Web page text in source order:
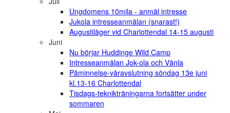
Ungdomens 10mila - anmäl intresse
Jukola intresseanmälan (snarast!)
Augustiläger vid Charlottendal 14-15 augusti
Juni
Nu börjar Huddinge Wild Camp
Intresseanmälan Jok-ola och Vänla
Påminnelse-våravslutning söndag 13e juni
kl.13-16 Charlottendal
Tisdags-teknikträningarna fortsätter under
sommaren